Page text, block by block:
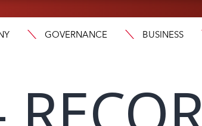
GOVERNANCE BUSINESS